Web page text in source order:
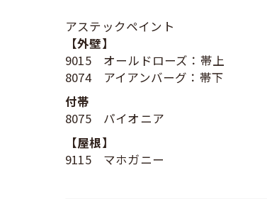
アステックペイント
【外壁】
9015 オールドローズ：帯上
8074 アイアンバーグ：帯下
付帯
8075 パイオニア
【屋根】
9115 マホガニー